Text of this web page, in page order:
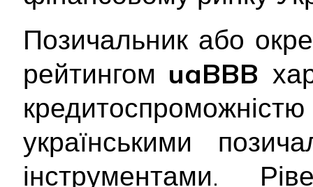
Позичальник або
рейтингом uaBBB
українськими
інструментами.